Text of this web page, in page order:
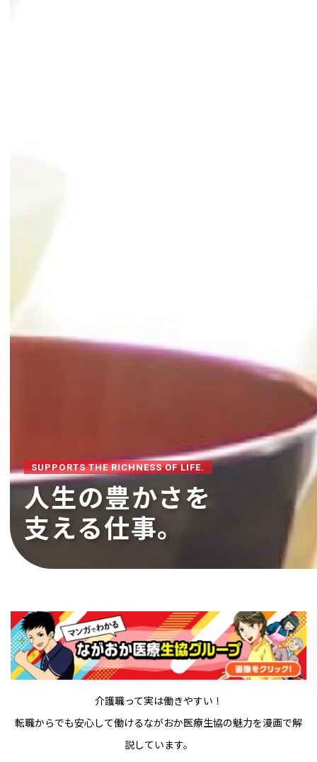
SUPPORTS THE RICHNESS OF LIFE.
人生の豊かさを
支える仕事。
介護職って実は働きやすい！
転職からでも安心して働けるながおか医療生協の魅力を漫画で解
説しています。